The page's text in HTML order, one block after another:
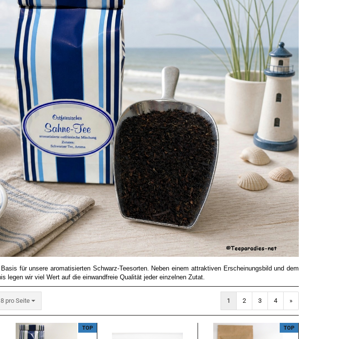
für unsere aromatisierten Schwarz-Teesorten. Neben einem attraktiven Erscheinungsbild und dem
legen wir viel Wert auf die einwandfreie Qualität jeder einzelnen Zutat.
8 pro Seite
pro Seite 1 2 3 4 »
TOP TOP